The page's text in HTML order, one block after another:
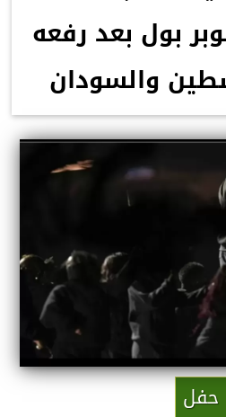
بول بعد رفعه
والسودان
حفل